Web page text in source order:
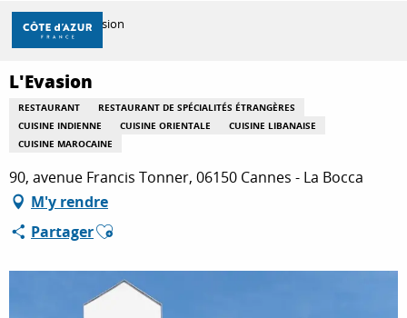
Aller
contenu
principal
DÉCOUVRIR
À FAIRE
SÉJOURNER
Accueil L'Evasion
L'Evasion
RESTAURANT
RESTAURANT DE SPÉCIALITÉS ÉTRANGÈRES
CUISINE INDIENNE
CUISINE ORIENTALE
CUISINE LIBANAISE
CUISINE MAROCAINE
90, avenue Francis Tonner, 06150 Cannes - La Bocca
M'y rendre
PartagerAjouter aux favoris